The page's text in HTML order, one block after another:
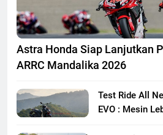
Astra Honda Siap Lanjutkan
ARRC Mandalika 2026
Test Ride All
EVO : Mesin